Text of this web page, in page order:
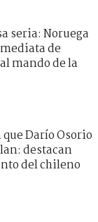
seria: Noruega
de
mando de la
Darío Osorio
destacan
del chileno